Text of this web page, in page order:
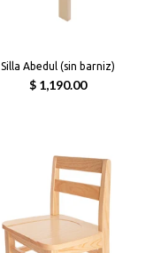
Silla Abedul (sin barniz)
$ 1,190.00